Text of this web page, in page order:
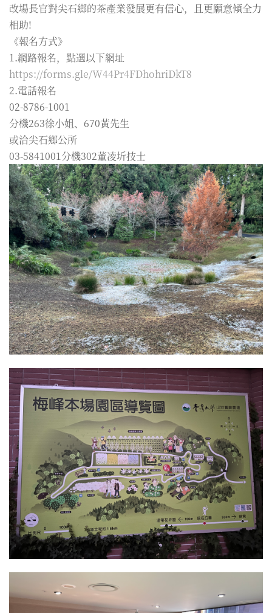
改場長官對尖石鄉的茶產業發展更有信心，且更願意傾全力
相助!
《報名方式》
1.網路報名，點選以下網址
https://forms.gle/W44Pr4FDhohriDkT8
2.電話報名
02-8786-1001
分機263徐小姐、670黃先生
或洽尖石鄉公所
03-5841001分機302董凌圻技士